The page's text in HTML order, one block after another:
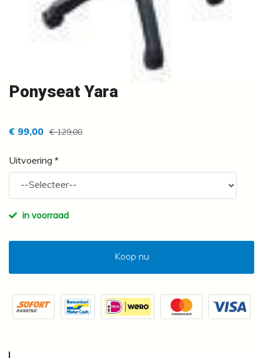
Ponyseat Yara
€ 99,00 € 129,00
Uitvoering *
in voorraad
Koop nu